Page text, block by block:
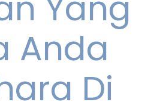
Anda
Di